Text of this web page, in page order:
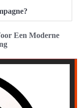
Een Moderne